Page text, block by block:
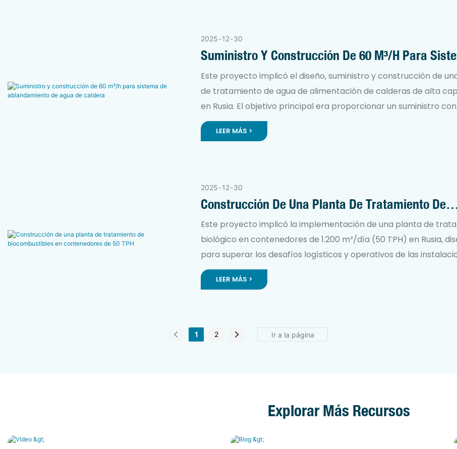
Suministro Y Construcción De 60 M³/h Para
Ablandamiento De Agua De Caldera
Este proyecto implicó el diseño, suministro y construcción de
de tratamiento de agua de alimentación de calderas de alta
en Rusia. El objetivo principal era proporcionar un suministro
fiable de agua pura descalcificada, esencial para proteger los
de calderas de alta presión contra la formación de
2025 12 30
LEER MÁS >
Construcción De Una Planta De Tratamiento De
Biocombustibles En Contenedores De 50 TPH
Este proyecto implicó la implementación de una planta de
biológico en contenedores de 1.200 m³/día (50 TPH) en Rusia,
para superar los desafíos logísticos y operativos de las
remotas en climas fríos.
2025 12 30
LEER MÁS >
1 2
Explorar Más Recursos